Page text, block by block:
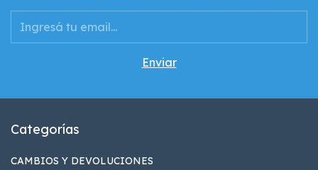
Categorías
CAMBIOS Y DEVOLUCIONES